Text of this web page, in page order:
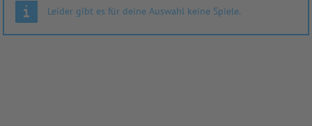
Leider gibt es für deine Auswahl keine Spiele.